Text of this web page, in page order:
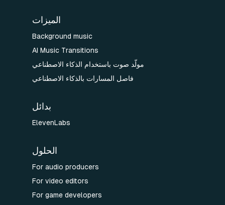
الميزات
Background music
AI Music Transitions
مولّد صوت باستخدام الذكاء الاصطناعي
فاصل المسارات بالذكاء الاصطناعي
بدائل
ElevenLabs
الحلول
For audio producers
For video editors
For game developers